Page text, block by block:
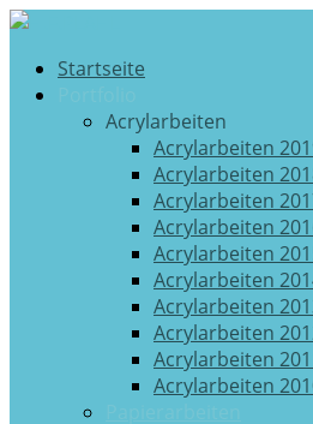
Startseite
Acrylarbeiten
Acrylarbeiten
Acrylarbeiten
Acrylarbeiten
Acrylarbeiten
Acrylarbeiten
Acrylarbeiten
Acrylarbeiten
Acrylarbeiten
Acrylarbeiten
Acrylarbeiten